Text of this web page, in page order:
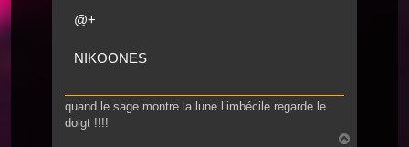
@+
NIKOONES
quand le sage montre la lune l’imbécile regarde le
doigt !!!!